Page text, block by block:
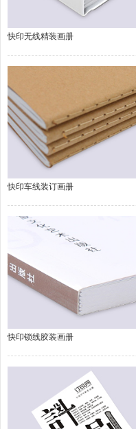
快印无线精装画册
快印车线装订画册
快印锁线胶装画册